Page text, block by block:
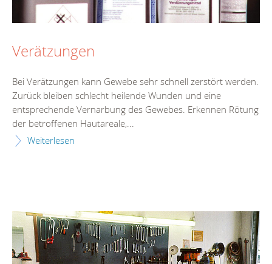
Verätzungen
Bei Verätzungen kann Gewebe sehr schnell zerstört werden.
Zurück bleiben schlecht heilende Wunden und eine
entsprechende Vernarbung des Gewebes. Erkennen Rötung
der betroffenen Hautareale,...
Weiterlesen